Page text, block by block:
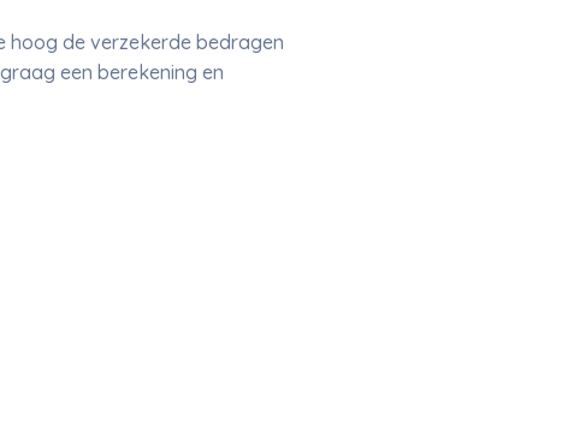
hoog de verzekerde bedragen
een berekening en